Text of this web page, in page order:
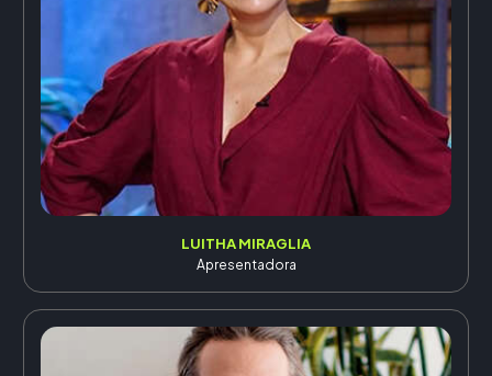
LUITHA MIRAGLIA
Apresentadora